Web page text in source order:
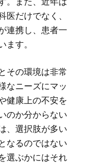
医だけでなく、
連携し、患者一
ます。
その環境は非常
なニーズにマッ
健康上の不安を
のか分からない
、選択肢が多い
なるのではない
選ぶかにはそれ